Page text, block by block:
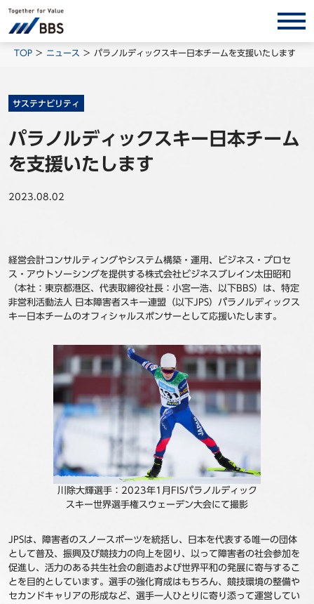
BBSグループネットワーク サステナビリティ 企業情報
株主・投資家情報 採用情報
サービス/ソリューション
インサイト
BBS Group News
出版書籍
セミナ−
ニュース
お問い合わせ
TOP ニュース パラノルディックスキー日本チームを支援いたします
サステナビリティ
パラノルディックスキー日本チーム
を支援いたします
2023.08.02
経営会計コンサルティングやシステム構築・運用、ビジネス・プロセ
ス・アウトソーシングを提供する株式会社ビジネスブレイン太田昭和
（本社：東京都港区、代表取締役社長：小宮一浩、以下BBS）は、特定
非営利活動法人 日本障害者スキー連盟（以下JPS）パラノルディックス
キー日本チームのオフィシャルスポンサーとして応援いたします。
川除大輝選手：2023年1月FISパラノルディック
スキー世界選手権スウェーデン大会にて撮影
JPSは、障害者のスノースポーツを統括し、日本を代表する唯一の団体
として普及、振興及び競技力の向上を図り、以って障害者の社会参加を
促進し、活力のある共生社会の創造および世界平和の発展に寄与するこ
とを目的としています。選手の強化育成はもちろん、競技環境の整備や
セカンドキャリアの形成など、選手一人ひとりに寄り添って運営してい